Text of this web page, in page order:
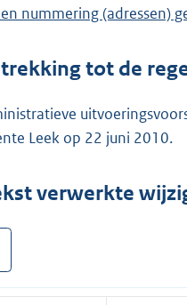
nummering (adressen)
tot de
Leek op 22 juni 2010.
verwerkte